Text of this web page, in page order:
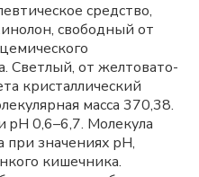
средство,
свободный от
Светлый, от желтовато-
кристаллический
масса 370,38.
pH 0,6–6,7. Молекула
значениях pH,
кишечника.